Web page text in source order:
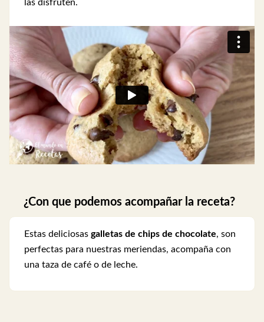
las disfruten.
¿Con que podemos acompañar la receta?
Estas deliciosas galletas de chips de chocolate, son
perfectas para nuestras meriendas, acompaña con
una taza de café o de leche.